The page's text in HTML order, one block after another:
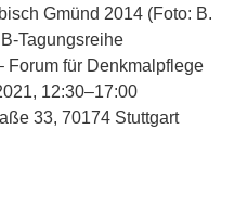
Gmünd 2014 (Foto: B.
Tagungsreihe
Forum für Denkmalpflege
12:30–17:00
33, 70174 Stuttgart